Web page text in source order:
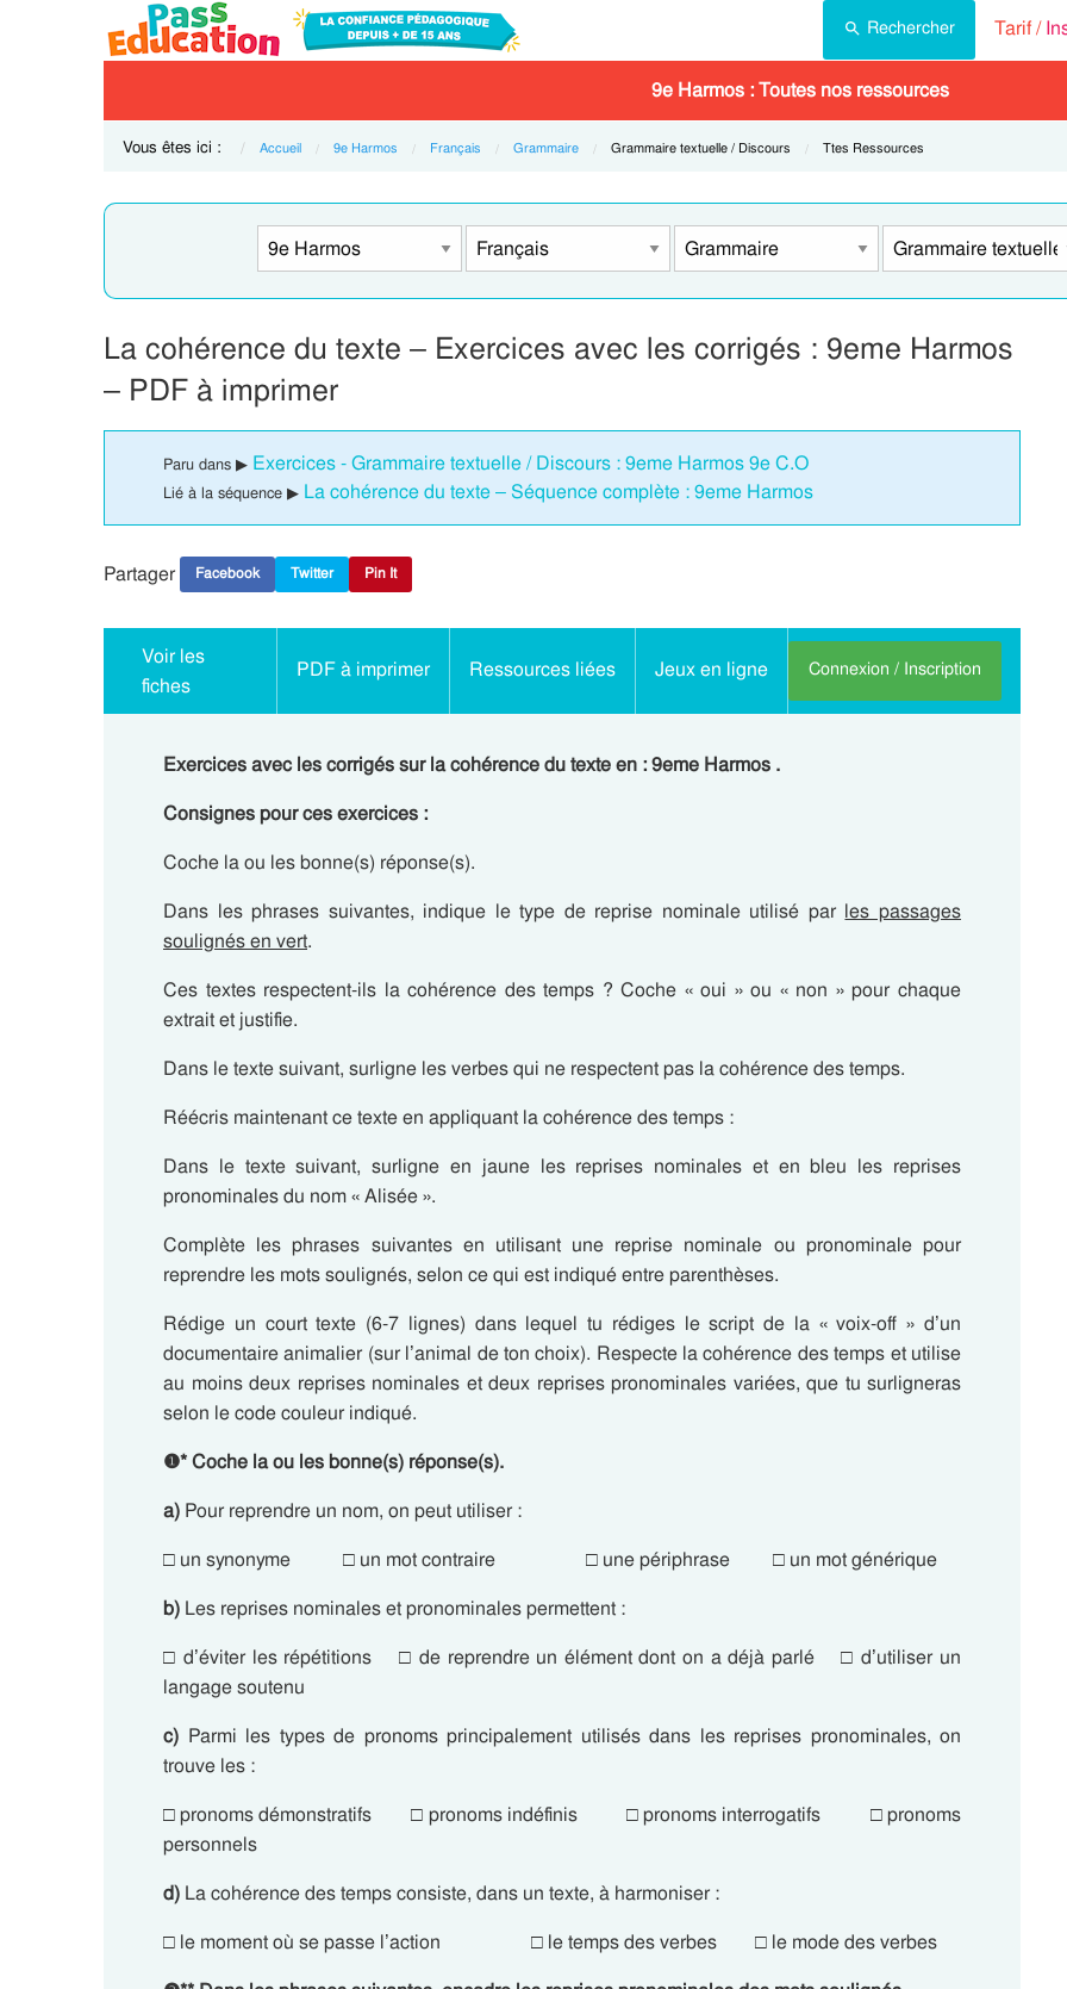
Rechercher Tarif /
9e Harmos : Toutes nos ressources
Vous êtes ici : Accueil 9e Harmos Français Grammaire Current:
Grammaire textuelle / Discours Current:
Ttes Ressources
La cohérence du texte – Exercices avec les corrigés : 9eme Harmos
– PDF à imprimer
Paru dans ▶ Exercices - Grammaire textuelle / Discours : 9eme Harmos 9e C.O
Lié à la séquence ▶ La cohérence du texte – Séquence complète : 9eme Harmos
Partager Facebook Twitter Pin It
Voir les
fiches
PDF à imprimer Ressources liées Jeux en ligne Connexion / Inscription
Exercices avec les corrigés sur la cohérence du texte en : 9eme Harmos .
Consignes pour ces exercices :
Coche la ou les bonne(s) réponse(s).
Dans les phrases suivantes, indique le type de reprise nominale utilisé par les passages
soulignés en vert.
Ces textes respectent-ils la cohérence des temps ? Coche « oui » ou « non » pour chaque
extrait et justifie.
Dans le texte suivant, surligne les verbes qui ne respectent pas la cohérence des temps.
Réécris maintenant ce texte en appliquant la cohérence des temps :
Dans le texte suivant, surligne en jaune les reprises nominales et en bleu les reprises
pronominales du nom « Alisée ».
Complète les phrases suivantes en utilisant une reprise nominale ou pronominale pour
reprendre les mots soulignés, selon ce qui est indiqué entre parenthèses.
Rédige un court texte (6-7 lignes) dans lequel tu rédiges le script de la « voix-off » d’un
documentaire animalier (sur l’animal de ton choix). Respecte la cohérence des temps et utilise
au moins deux reprises nominales et deux reprises pronominales variées, que tu surligneras
selon le code couleur indiqué.
❶*Coche la ou les bonne(s) réponse(s).
a) Pour reprendre un nom, on peut utiliser :
□ un synonyme □ un mot contraire □ une périphrase □ un mot générique
b) Les reprises nominales et pronominales permettent :
□ d’éviter les répétitions □ de reprendre un élément dont on a déjà parlé □ d’utiliser un
langage soutenu
c) Parmi les types de pronoms principalement utilisés dans les reprises pronominales, on
trouve les :
□ pronoms démonstratifs □ pronoms indéfinis □ pronoms interrogatifs □ pronoms
personnels
d) La cohérence des temps consiste, dans un texte, à harmoniser :
□ le moment où se passe l’action □ le temps des verbes □ le mode des verbes